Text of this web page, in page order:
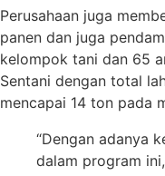
Perusahaan juga
panen dan juga
kelompok tani dan 65
Sentani dengan total
mencapai 14 ton pada
“Dengan adanya
dalam program